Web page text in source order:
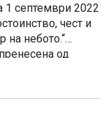
1 септември 2022
чест и
на небото.“
од
Постојат